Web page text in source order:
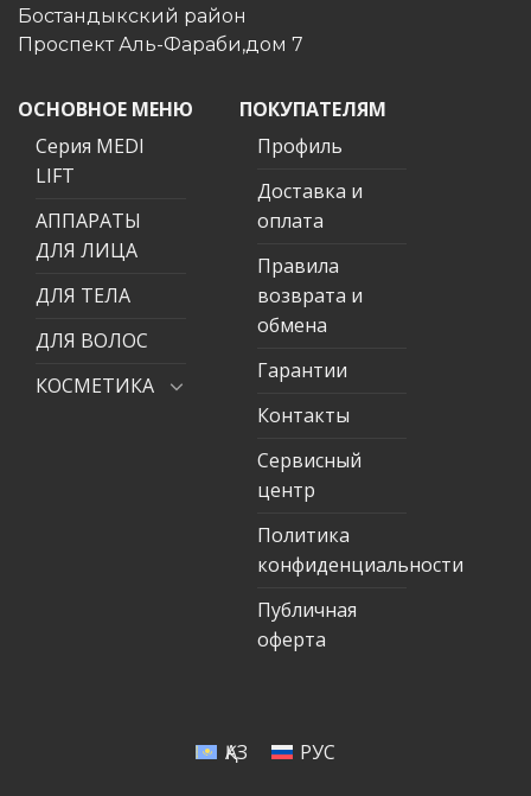
Бостандыкский район
Проспект Аль-Фараби,дом 7
ОСНОВНОЕ МЕНЮ
Серия MEDI
LIFT
АППАРАТЫ
ДЛЯ ЛИЦА
ДЛЯ ТЕЛА
ДЛЯ ВОЛОС
КОСМЕТИКА
ПОКУПАТЕЛЯМ
Профиль
Доставка и
оплата
Правила
возврата и
обмена
Гарантии
Контакты
Сервисный
центр
Политика
конфиденциальности
Публичная
оферта
ҚАЗ РУС